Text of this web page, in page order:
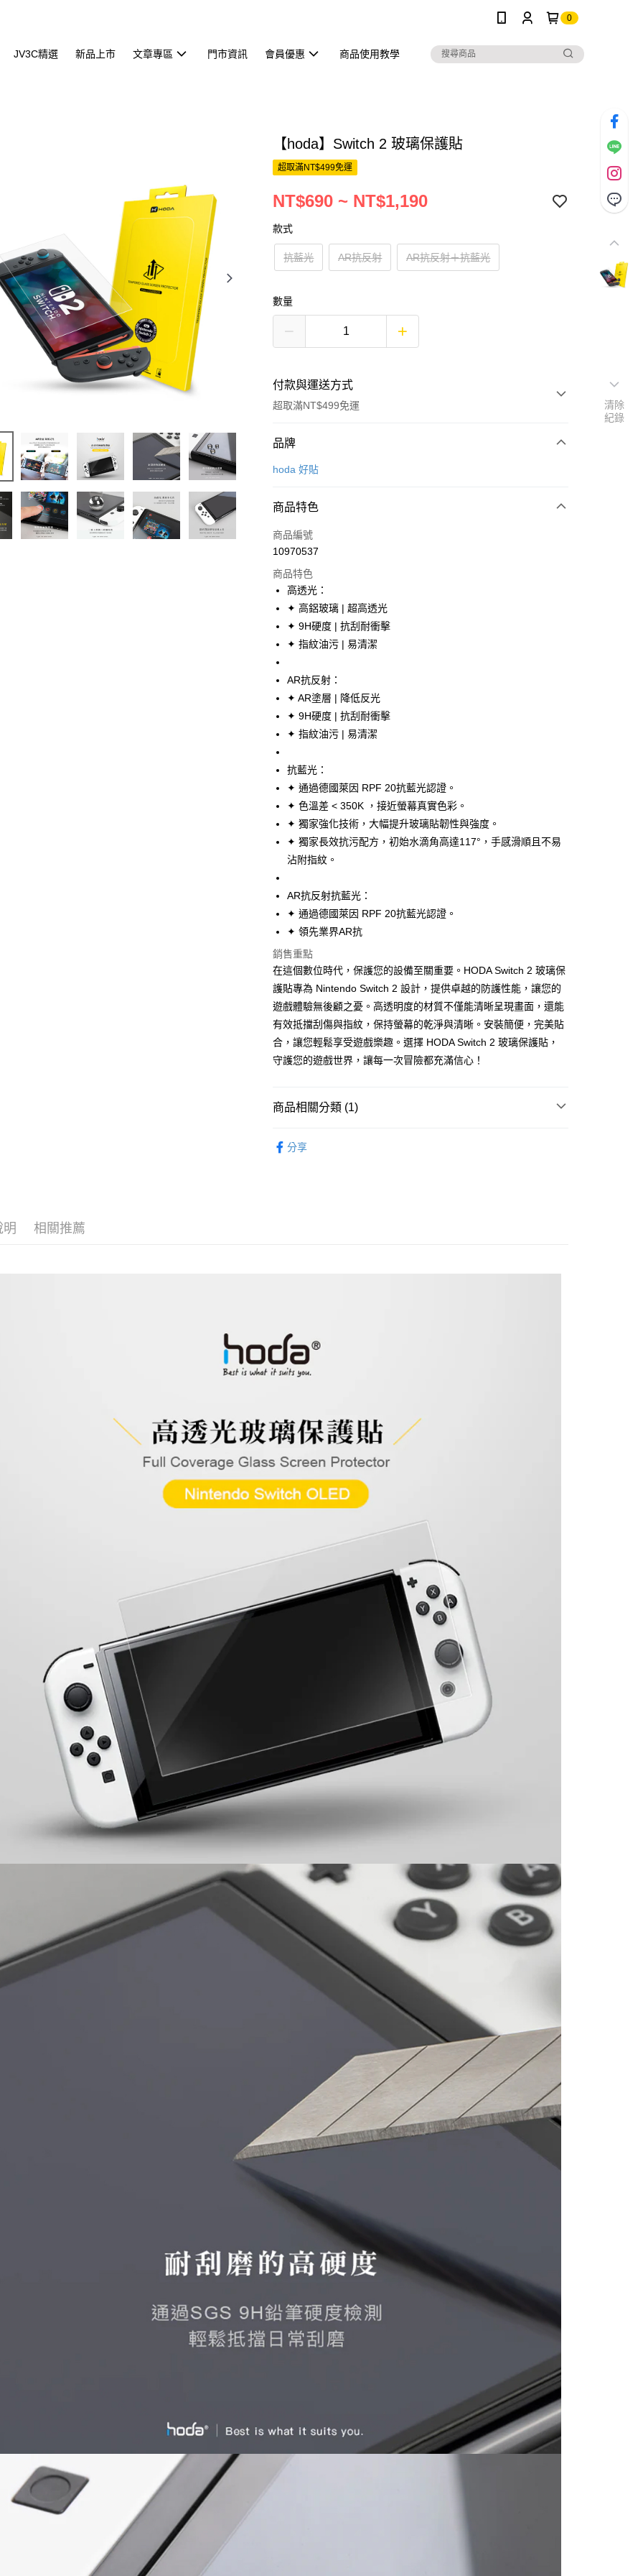
0
JV3C精選 新品上市 文章專區 門市資訊 會員優惠 商品使用教學
【hoda】Switch 2 玻璃保護貼
超取滿NT$499免運
NT$690 ~ NT$1,190
款式
抗藍光 AR抗反射 AR抗反射＋抗藍光
數量
付款與運送方式
超取滿NT$499免運
付款方式
信用卡一次付款
Apple Pay
街口支付
AFTEE先享後付
【關於「AFTEE先享後付」】
AFTEE先享後付是「在收到商品之後才付款」的支付方式。 讓您購物簡單
２．便利：只要手機號碼，簡訊認證，即可結帳。
３．安心：先確認商品／服務後，再付款。
【「AFTEE先享後付」結帳流程】
１．於結帳方式選擇「AFTEE先享後付」後，將跳轉至「AFTEE先享後
付」結帳頁面，進行簡訊認證並確認金額後，即可完成結帳。
３．收到繳費通知簡訊後14天內，點擊此簡訊中的連結，可透過四大超商
／ATM／網路銀行／等多元方式進行付款，方視為交易完成。
※ 請注意：結帳手續完成當下不需立刻繳費，但若您需要取消訂單，請聯
絡購買商品的店家。未經商家同意取消之訂單仍視為有效，需透過AFTEE
先享後付繳納相關費用。
※ 交易是否成功請以「AFTEE先享後付 」之結帳頁面顯示為準，若有關於
是否繳費成功／繳費後需取消欲退款等相關疑問，請聯繫「AFTEE先享後
付客戶支援中心」
【注意事項】
交易，需依本服務之必要範圍內提供個人資料，並將交易相關給付款項請
求債權轉讓予恩沛科技股份有限公司。
https://aftee.tw/terms/#terms3
３．未成年的使用者請事先徵得法定代理人或監護人之同意方可使用
「AFTEE先享後付」，若未經同意申辦者引起之損失，本公司不負相關責
任。
４．使用「AFTEE先享後付」時，將依據個別帳號之用戶狀況，依本公司
即時審查核予不同之上限額度；若仍有額度不足之情形，本公司將視審查
５．嚴禁一人註冊多個帳號或使用他人資訊註冊。若發現惡意使用之情
形，恩沛科技股份有限公司將有權停止該用戶之使用額度並採取法律行
ATM付款
全家取貨付款
每筆NT$60，滿NT$499(含以上)免運費
付款後全家取貨
每筆NT$60，滿NT$499(含以上)免運費
7-11取貨付款
每筆NT$60，滿NT$499(含以上)免運費
付款後7-11取貨
宅配
每筆NT$80，滿NT$699(含以上)免運費
品牌
hoda 好貼
商品特色
商品編號
10970537
商品特色
高透光：
✦ 高鋁玻璃 | 超高透光
✦ 9H硬度 | 抗刮耐衝擊
✦ 指紋油污 | 易清潔
AR抗反射：
✦ AR塗層 | 降低反光
✦ 9H硬度 | 抗刮耐衝擊
✦ 指紋油污 | 易清潔
抗藍光：
✦ 通過德國萊因 RPF 20抗藍光認證。
✦ 色溫差 < 350K ，接近螢幕真實色彩。
✦ 獨家強化技術，大幅提升玻璃貼韌性與強度。
✦ 獨家長效抗污配方，初始水滴角高達117°，手感滑順且不易
沾附指紋。
AR抗反射抗藍光：
✦ 通過德國萊因 RPF 20抗藍光認證。
✦ 領先業界AR抗
銷售重點
在這個數位時代，保護您的設備至關重要。HODA Switch 2 玻璃保
護貼專為 Nintendo Switch 2 設計，提供卓越的防護性能，讓您的
遊戲體驗無後顧之憂。高透明度的材質不僅能清晰呈現畫面，還能
有效抵擋刮傷與指紋，保持螢幕的乾淨與清晰。安裝簡便，完美貼
合，讓您輕鬆享受遊戲樂趣。選擇 HODA Switch 2 玻璃保護貼，
守護您的遊戲世界，讓每一次冒險都充滿信心！
商品相關分類 (1)
分享
明 相關推薦
清除
紀錄